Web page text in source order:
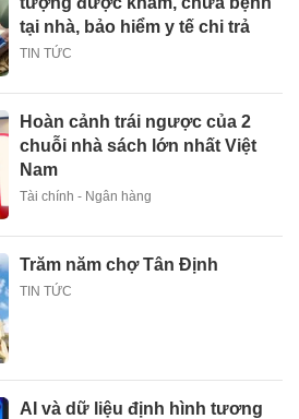
tại nhà, bảo hiểm y tế chi trả
TIN TỨC
Hoàn cảnh trái ngược của 2
chuỗi nhà sách lớn nhất Việt
Nam
Tài chính - Ngân hàng
Trăm năm chợ Tân Định
TIN TỨC
AI và dữ liệu định hình tương